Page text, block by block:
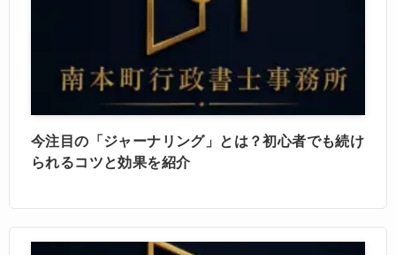
今注目の「ジャーナリング」とは？初心者でも続け
られるコツと効果を紹介